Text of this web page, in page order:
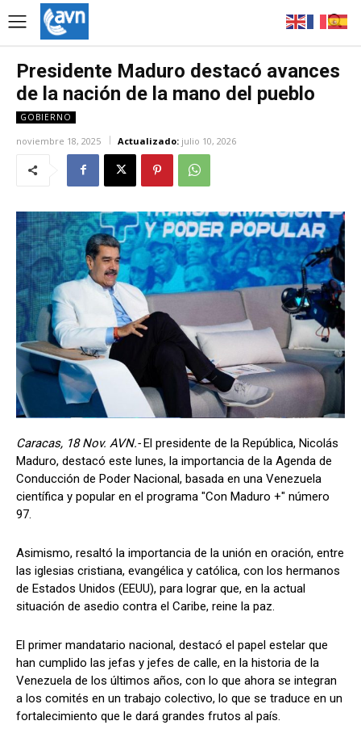
Presidente Maduro destacó avances
de la nación de la mano del pueblo
GOBIERNO
noviembre 18, 2025 Actualizado: julio 10, 2026
Caracas, 18 Nov. AVN.-El presidente de la República, Nicolás
Maduro, destacó este lunes, la importancia de la Agenda de
Conducción de Poder Nacional, basada en una Venezuela
científica y popular en el programa "Con Maduro +" número
97.
Asimismo, resaltó la importancia de la unión en oración, entre
las iglesias cristiana, evangélica y católica, con los hermanos
de Estados Unidos (EEUU), para lograr que, en la actual
situación de asedio contra el Caribe, reine la paz.
El primer mandatario nacional, destacó el papel estelar que
han cumplido las jefas y jefes de calle, en la historia de la
Venezuela de los últimos años, con lo que ahora se integran
a los comités en un trabajo colectivo, lo que se traduce en un
fortalecimiento que le dará grandes frutos al país.